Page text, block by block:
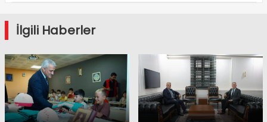
İlgili Haberler